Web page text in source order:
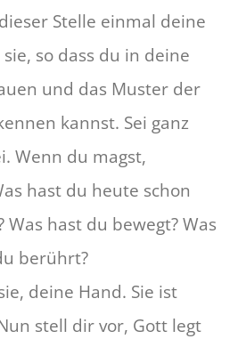
Stelle einmal deine
so dass du in deine
und das Muster der
kannst. Sei ganz
Wenn du magst,
hast du heute schon
Was hast du bewegt? Was
berührt?
deine Hand. Sie ist
stell dir vor, Gott legt